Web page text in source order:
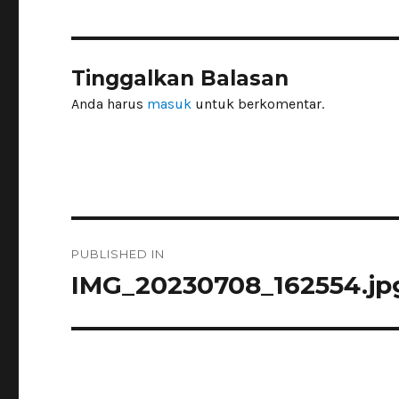
Tinggalkan Balasan
Anda harus masuk untuk berkomentar.
pos
PUBLISHED IN